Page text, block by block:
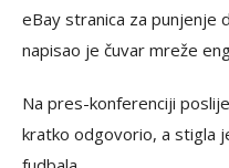
eBay stranica za punjenje
napisao je čuvar mreže
Na pres-konferenciji
kratko odgovorio, a stigla